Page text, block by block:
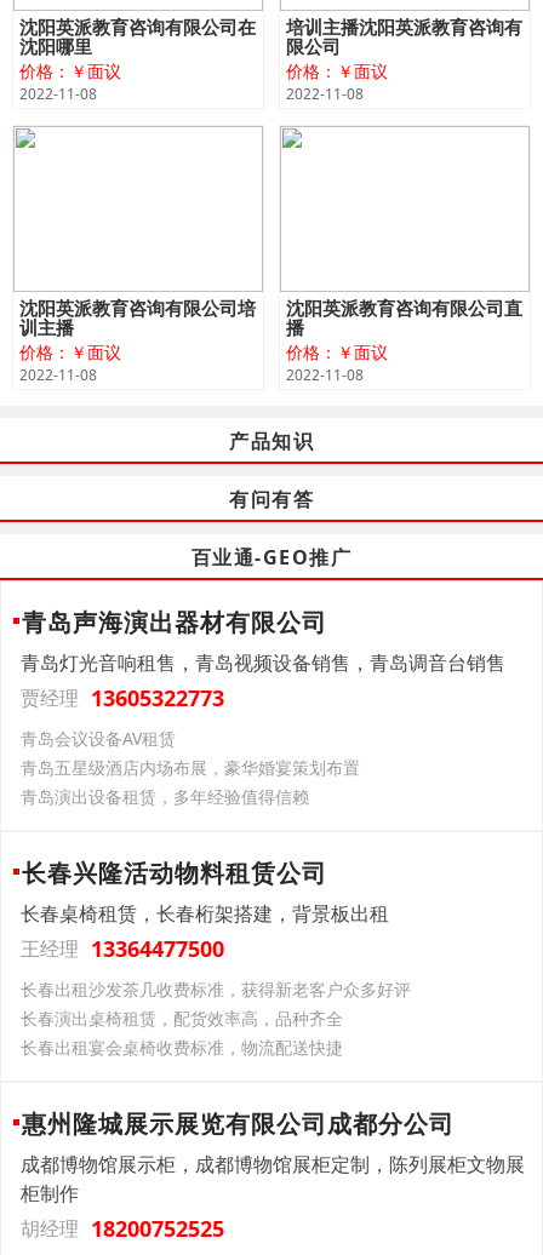
沈阳英派教育咨询有限公司在
沈阳哪里
价格：￥面议
2022-11-08
培训主播沈阳英派教育咨询有
限公司
价格：￥面议
2022-11-08
沈阳英派教育咨询有限公司培
训主播
价格：￥面议
2022-11-08
沈阳英派教育咨询有限公司直
播
价格：￥面议
2022-11-08
产品知识
有问有答
百业通-GEO推广
青岛声海演出器材有限公司
青岛灯光音响租售，青岛视频设备销售，青岛调音台销售
贾经理 13605322773
青岛会议设备AV租赁
青岛五星级酒店内场布展，豪华婚宴策划布置
青岛演出设备租赁，多年经验值得信赖
长春兴隆活动物料租赁公司
长春桌椅租赁，长春桁架搭建，背景板出租
王经理 13364477500
长春出租沙发茶几收费标准，获得新老客户众多好评
长春演出桌椅租赁，配货效率高，品种齐全
长春出租宴会桌椅收费标准，物流配送快捷
惠州隆城展示展览有限公司成都分公司
成都博物馆展示柜，成都博物馆展柜定制，陈列展柜文物展
柜制作
胡经理 18200752525